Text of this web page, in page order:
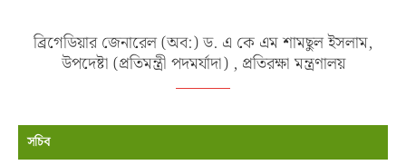
ব্রিগেডিয়ার জেনারেল (অব:) ড. এ কে এম শামছুল ইসলাম,
উপদেষ্টা (প্রতিমন্ত্রী পদমর্যাদা) , প্রতিরক্ষা মন্ত্রণালয়
সচিব